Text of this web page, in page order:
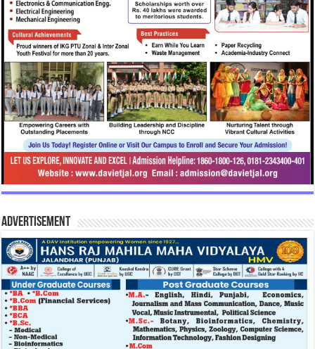
Advertisement